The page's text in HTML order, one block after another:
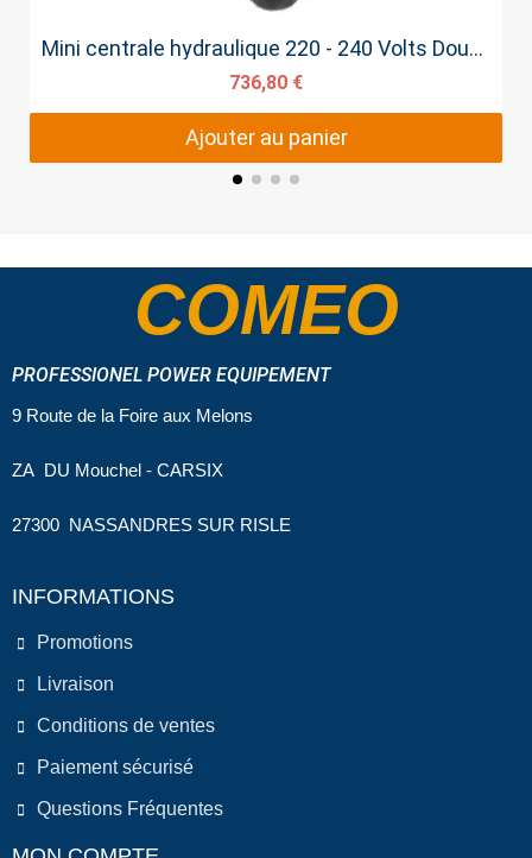
Aperçu rapide Mini centrale hydraulique 220 - 240 Volts Double effet
736,80 €
Ajouter au panier
COMEO
PROFESSIONEL POWER EQUIPEMENT
9 Route de la Foire aux Melons
ZA DU Mouchel - CARSIX
27300 NASSANDRES SUR RISLE
INFORMATIONS
Promotions
Livraison
Conditions de ventes
Paiement sécurisé
Questions Fréquentes